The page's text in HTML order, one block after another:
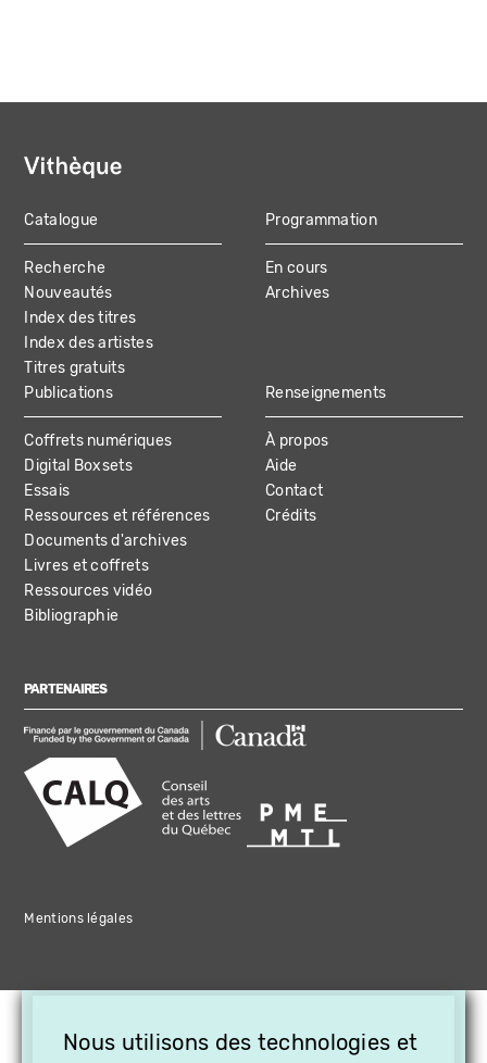
MAIN
NAVIGATION
Catalogue
Recherche
Nouveautés
Index des titres
Index des artistes
Titres gratuits
Programmation
En cours
Archives
Publications
Coffrets numériques
Digital Boxsets
Essais
Ressources et références
Documents d'archives
Livres et coffrets
Ressources vidéo
Bibliographie
Renseignements
À propos
Aide
Contact
Crédits
PARTENAIRES
Mentions légales
Nous utilisons des technologies et
OFFREZ LA VIDÉO EN